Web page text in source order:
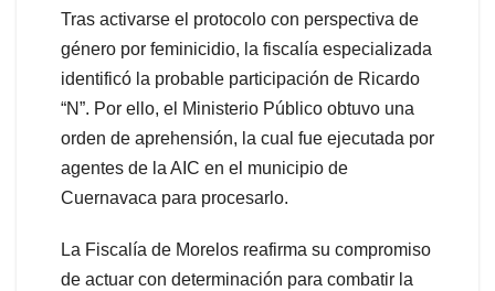
Tras activarse el protocolo con perspectiva de
género por feminicidio, la fiscalía especializada
identificó la probable participación de Ricardo
“N”. Por ello, el Ministerio Público obtuvo una
orden de aprehensión, la cual fue ejecutada por
agentes de la AIC en el municipio de
Cuernavaca para procesarlo.
​La Fiscalía de Morelos reafirma su compromiso
de actuar con determinación para combatir la